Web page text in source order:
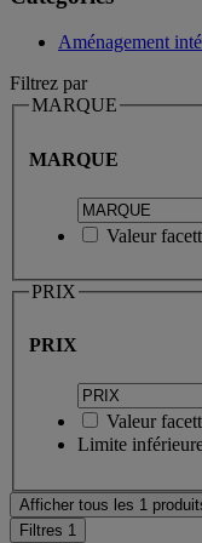
Aménagement
Filtrez par
MARQUE
MARQUE
Valeur
PRIX
PRIX
Valeur
Limite
Afficher tous les 1
Filtres 1